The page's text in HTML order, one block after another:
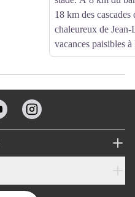
18 km des
chaleureux de
vacances paisibles